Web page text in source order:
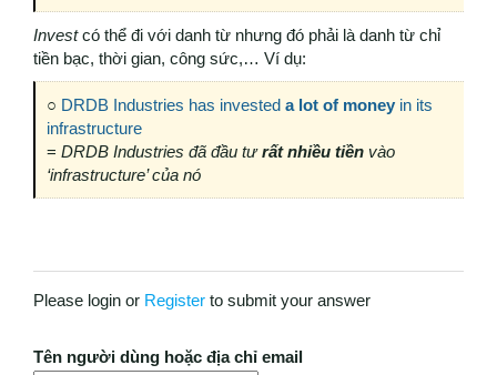
Investcó thể đi với danh từ nhưng đó phải là danh từ chỉ
tiền bạc, thời gian, công sức,… Ví dụ:
○ DRDB Industries has invested a lot of money in its
infrastructure
= DRDB Industries đã đầu tưrất nhiều tiền vào
‘infrastructure’ của nó
Please login or Register to submit your answer
Tên người dùng hoặc địa chỉ email